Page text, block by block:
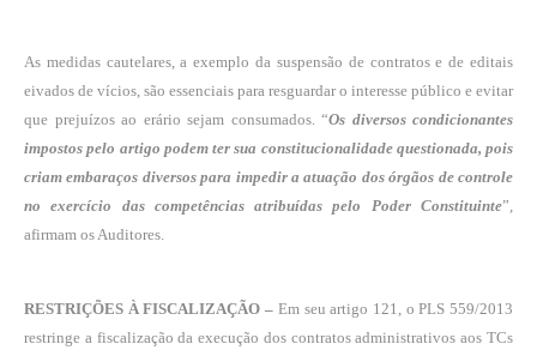
As medidas cautelares, a exemplo da suspensão de contratos e de editais
eivados de vícios, são essenciais para resguardar o interesse público e evitar
que prejuízos ao erário sejam consumados. “Os diversos condicionantes
impostos pelo artigo podem ter sua constitucionalidade questionada, pois
criam embaraços diversos para impedir a atuação dos órgãos de controle
no exercício das competências atribuídas pelo Poder Constituinte”,
afirmam os Auditores.
RESTRIÇÕES À FISCALIZAÇÃO – Em seu artigo 121, o PLS 559/2013
restringe a fiscalização da execução dos contratos administrativos aos TCs